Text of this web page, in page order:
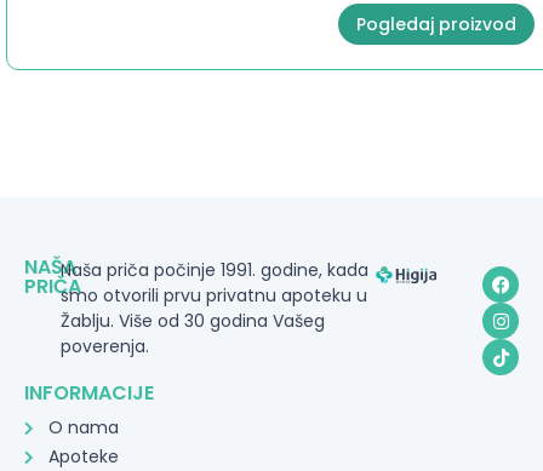
Pogledaj proizvod
NAŠA
PRIČA
Naša priča počinje 1991. godine, kada
smo otvorili prvu privatnu apoteku u
Žablju. Više od 30 godina Vašeg
poverenja.
INFORMACIJE
O nama
Apoteke